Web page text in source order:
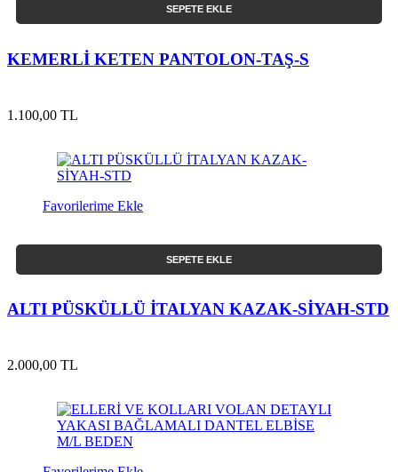
SEPETE EKLE
KEMERLİ KETEN PANTOLON-TAŞ-S
1.100,00 TL
Favorilerime Ekle
SEPETE EKLE
ALTI PÜSKÜLLÜ İTALYAN KAZAK-SİYAH-STD
2.000,00 TL